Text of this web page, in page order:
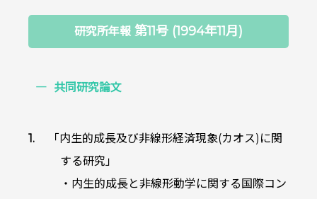
研究所年報 第11号 (1994年11月)
共同研究論文
「内生的成長及び非線形経済現象(カオス)に関
する研究」
・内生的成長と非線形動学に関する国際コン